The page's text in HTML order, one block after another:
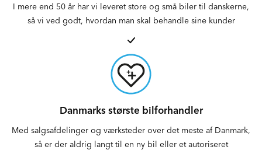
I mere end 50 år har vi leveret store og små biler til danskerne,
så vi ved godt, hvordan man skal behandle sine kunder
Danmarks største bilforhandler
Med salgsafdelinger og værksteder over det meste af Danmark,
så er der aldrig langt til en ny bil eller et autoriseret